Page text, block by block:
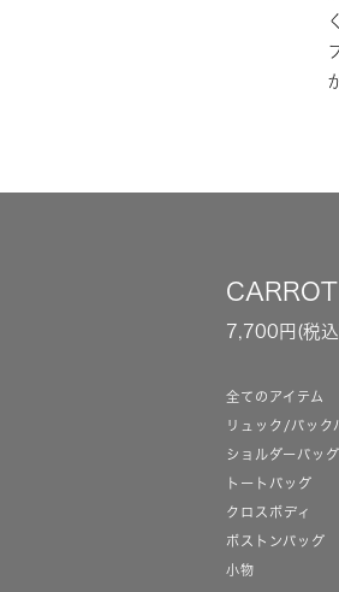
7,700円(税
全てのアイテム
リュック/バック
ショルダーバッグ
トートバッグ
クロスボディ
ボストンバッグ
小物